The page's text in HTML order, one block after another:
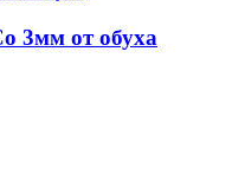
3мм от обуха